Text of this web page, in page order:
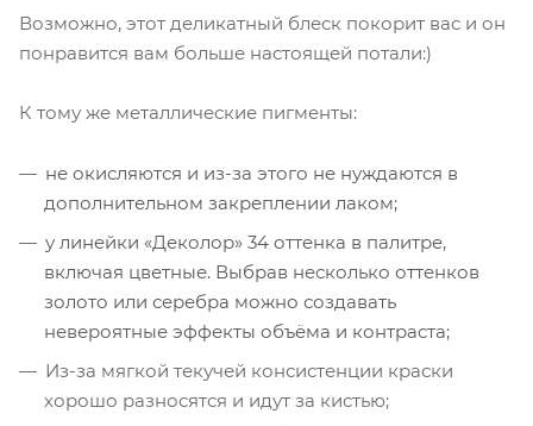
Возможно, этот деликатный блеск покорит вас и он
понравится вам больше настоящей потали:)
К тому же металлические пигменты:
не окисляются и из-за этого не нуждаются в
дополнительном закреплении лаком;
у линейки «Деколор» 34 оттенка в палитре,
включая цветные. Выбрав несколько оттенков
золото или серебра можно создавать
невероятные эффекты объёма и контраста;
Из-за мягкой текучей консистенции краски
хорошо разносятся и идут за кистью;